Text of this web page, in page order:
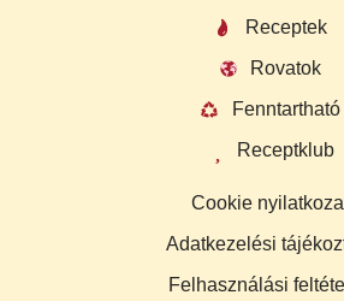
Receptek
Rovatok
Fenntartható
Receptklub
Cookie
Adatkezelési
Felhasználási